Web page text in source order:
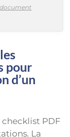
pour
d’un
PDF
La